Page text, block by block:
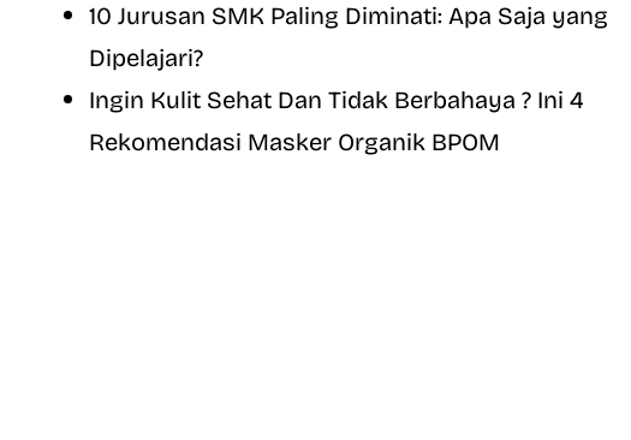
10 Jurusan SMK Paling Diminati: Apa Saja yang
Dipelajari?
Ingin Kulit Sehat Dan Tidak Berbahaya ? Ini 4
Rekomendasi Masker Organik BPOM